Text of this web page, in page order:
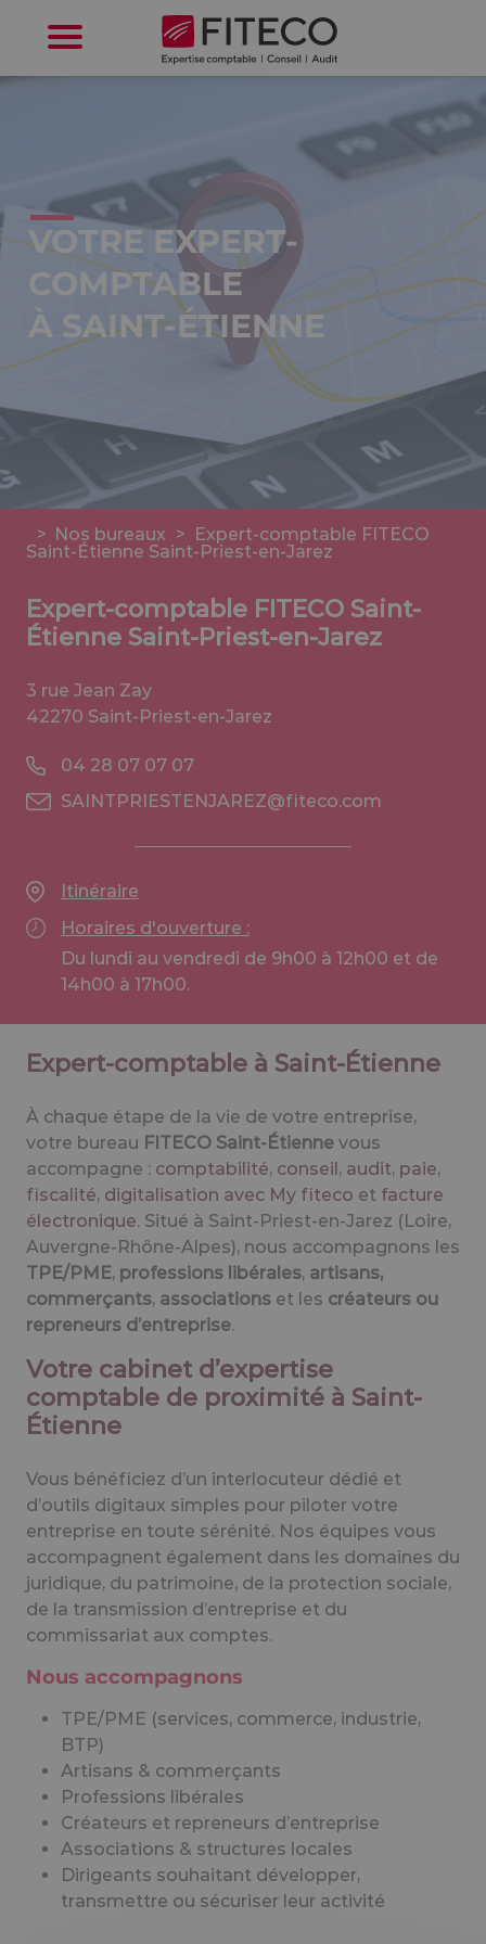
VOTRE EXPERT-
COMPTABLE
À SAINT-ÉTIENNE
> Nos bureaux > Expert-comptable FITECO
Saint-Étienne Saint-Priest-en-Jarez
Expert-comptable FITECO Saint-
Étienne Saint-Priest-en-Jarez
3 rue Jean Zay
42270 Saint-Priest-en-Jarez
04 28 07 07 07
SAINTPRIESTENJAREZ@fiteco.com
Itinéraire
Horaires d'ouverture :
Du lundi au vendredi de 9h00 à 12h00 et de
14h00 à 17h00.
Expert-comptable à Saint-Étienne
À chaque étape de la vie de votre entreprise,
votre bureau FITECO Saint-Étienne vous
accompagne : comptabilité, conseil , audit, paie,
fiscalité, digitalisation avec My fiteco et facture
électronique. Situé à Saint-Priest-en-Jarez (Loire,
Auvergne-Rhône-Alpes), nous accompagnons les
TPE/PME, professions libérales, artisans,
commerçants, associations et les créateurs ou
repreneurs d’entreprise.
Votre cabinet d’expertise
comptable de proximité à Saint-
Étienne
Vous bénéficiez d’un interlocuteur dédié et
d’outils digitaux simples pour piloter votre
entreprise en toute sérénité. Nos équipes vous
accompagnent également dans les domaines du
juridique, du patrimoine, de la protection sociale,
de la transmission d’entreprise et du
commissariat aux comptes.
Nous accompagnons
TPE/PME (services, commerce, industrie,
BTP)
Artisans & commerçants
Professions libérales
Créateurs et repreneurs d’entreprise
Associations & structures locales
Dirigeants souhaitant développer,
transmettre ou sécuriser leur activité
Cookies management panel